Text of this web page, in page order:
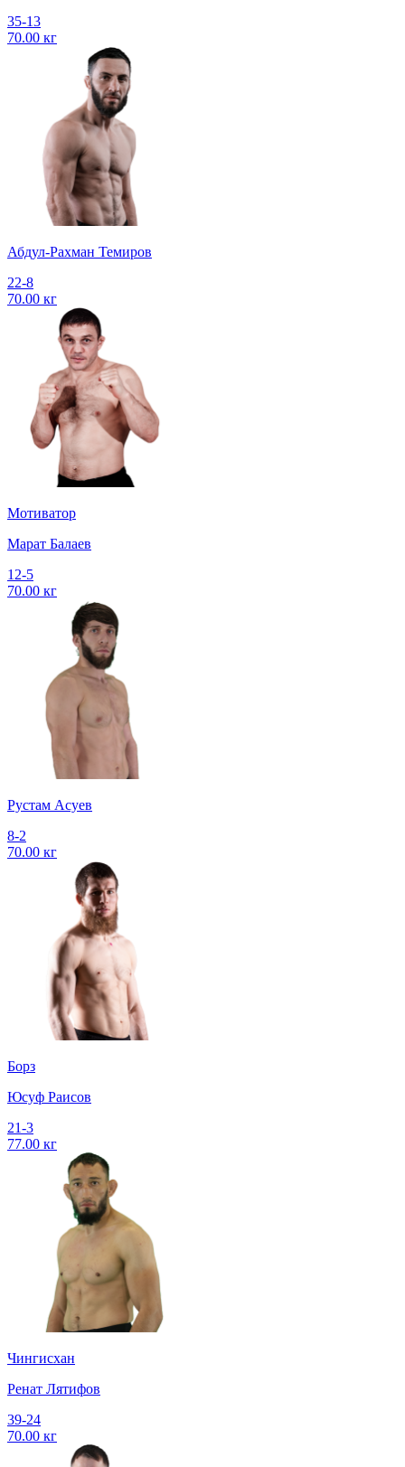
35-13
70.00 кг
Абдул-Рахман Темиров
22-8
70.00 кг
Мотиватор
Марат Балаев
12-5
70.00 кг
Рустам Асуев
8-2
70.00 кг
Борз
Юсуф Раисов
21-3
77.00 кг
Чингисхан
Ренат Лятифов
39-24
70.00 кг